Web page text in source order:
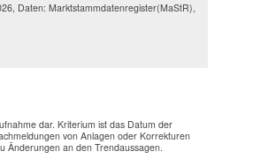
Daten: Marktstammdatenregister(MaStR),
dar. Kriterium ist das Datum der
von Anlagen oder Korrekturen
Änderungen an den Trendaussagen.